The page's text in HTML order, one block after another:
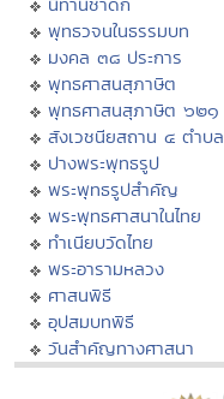
พุทธวจนในธรรมบท
มงคล ๓๘ ประการ
พุทธศาสนสุภาษิต
พุทธศาสนสุภาษิต ๖๒๑
สังเวชนียสถาน ๔ ตำบล
ปางพระพุทธรูป
พระพุทธรูปสำคัญ
พระพุทธศาสนาในไทย
ทำเนียบวัดไทย
พระอารามหลวง
ศาสนพิธี
อุปสมบทพิธี
วันสำคัญทางศาสนา